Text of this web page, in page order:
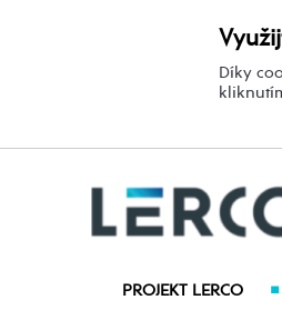
Díky
PROJEKT LERCO ■